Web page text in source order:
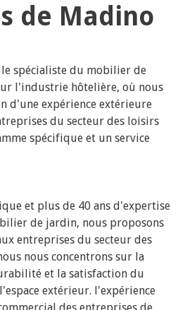
de Madino
spécialiste du mobilier de
l'industrie hôtelière, où nous
d'une expérience extérieure
du secteur des loisirs
spécifique et un service
et plus de 40 ans d'expertise
de jardin, nous proposons
entreprises du secteur des
nous concentrons sur la
et la satisfaction du
extérieur. l'expérience
des entreprises de